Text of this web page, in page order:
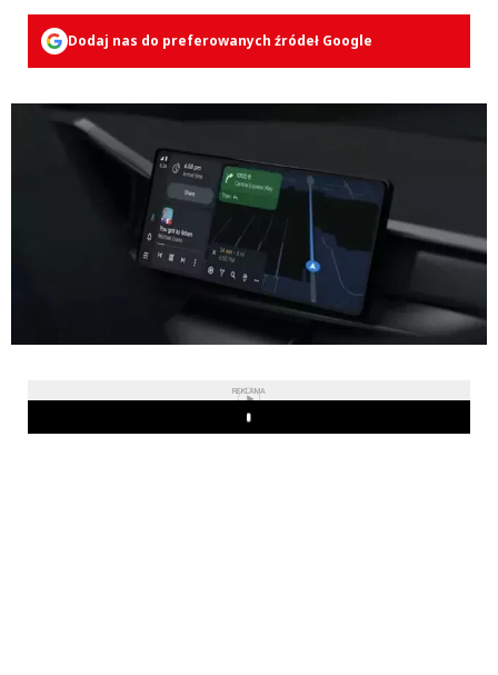
Dodaj nas do preferowanych źródeł Google
REKLAMA
Play